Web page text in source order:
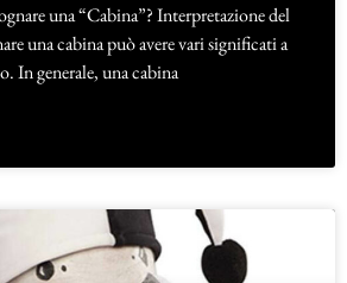
una “Cabina”? Interpretazione del
una cabina può avere vari significati a
In generale, una cabina